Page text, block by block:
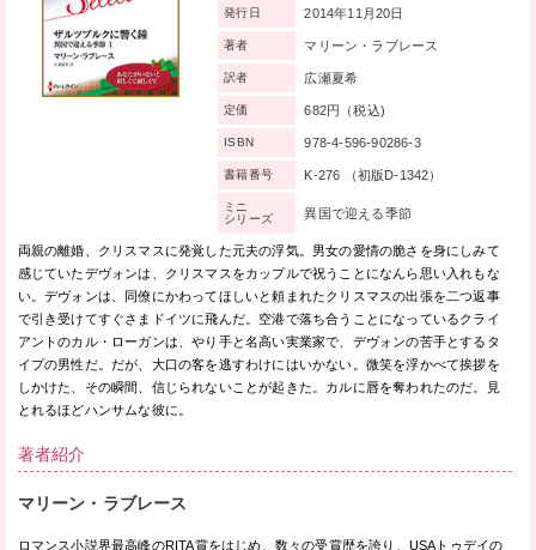
両親の離婚、クリスマスに発覚した元夫の浮気。男女の愛情の脆さを身にしみて
感じていたデヴォンは、クリスマスをカップルで祝うことになんら思い入れもな
い。デヴォンは、同僚にかわってほしいと頼まれたクリスマスの出張を二つ返事
で引き受けてすぐさまドイツに飛んだ。空港で落ち合うことになっているクライ
アントのカル・ローガンは、やり手と名高い実業家で、デヴォンの苦手とするタ
イプの男性だ。だが、大口の客を逃すわけにはいかない。微笑を浮かべて挨拶を
しかけた、その瞬間、信じられないことが起きた。カルに唇を奪われたのだ。見
とれるほどハンサムな彼に。
発行日 2014年11月20日
著者 マリーン・ラブレース
訳者 広瀬夏希
定価 682円（税込)
ISBN 978-4-596-90286-3
書籍番号 K-276 （初版D-1342）
ミニ
シリーズ
異国で迎える季節
著者紹介
マリーン・ラブレース
ロマンス小説界最高峰のRITA賞をはじめ、数々の受賞歴を誇り、USAトゥデイの